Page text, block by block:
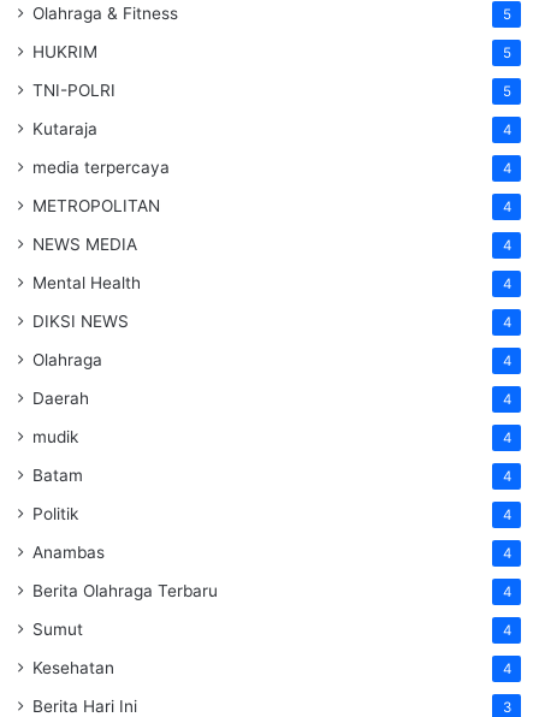
Olahraga & Fitness 5
HUKRIM 5
TNI-POLRI 5
Kutaraja 4
media terpercaya 4
METROPOLITAN 4
NEWS MEDIA 4
Mental Health 4
DIKSI NEWS 4
Olahraga 4
Daerah 4
mudik 4
Batam 4
Politik 4
Anambas 4
Berita Olahraga Terbaru 4
Sumut 4
Kesehatan 4
Berita Hari Ini 3